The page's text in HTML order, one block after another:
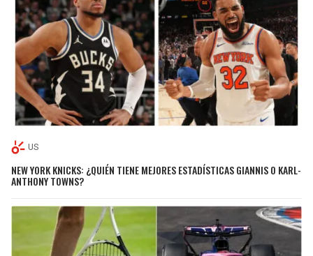
US
NEW YORK KNICKS: ¿QUIÉN TIENE MEJORES ESTADÍSTICAS GIANNIS O KARL-
ANTHONY TOWNS?